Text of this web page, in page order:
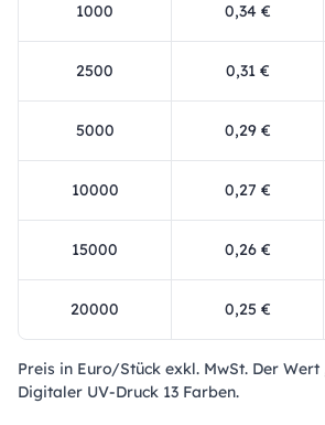
1000 0,34 €
2500 0,31 €
5000 0,29 €
10000 0,27 €
15000 0,26 €
20000 0,25 €
Preis in Euro/Stück exkl. MwSt. Der
Digitaler UV-Druck 13 Farben.